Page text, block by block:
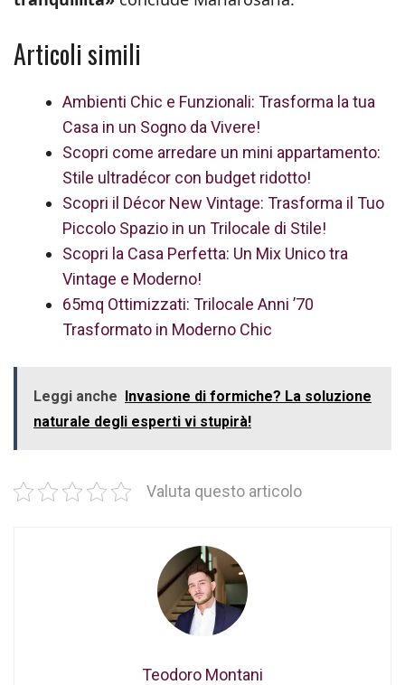
Articoli simili
Ambienti Chic e Funzionali: Trasforma la tua
Casa in un Sogno da Vivere!
Scopri come arredare un mini appartamento:
Stile ultradécor con budget ridotto!
Scopri il Décor New Vintage: Trasforma il Tuo
Piccolo Spazio in un Trilocale di Stile!
Scopri la Casa Perfetta: Un Mix Unico tra
Vintage e Moderno!
65mq Ottimizzati: Trilocale Anni ’70
Trasformato in Moderno Chic
Leggi anche Invasione di formiche? La soluzione
naturale degli esperti vi stupirà!
Valuta questo articolo
Teodoro Montani